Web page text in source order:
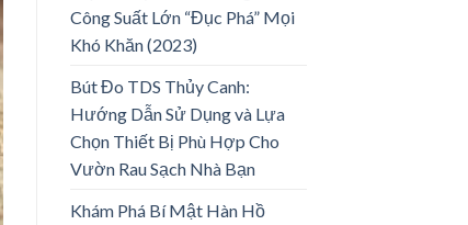
Công Suất Lớn “Đục Phá” Mọi
Khó Khăn (2023)
Bút Đo TDS Thủy Canh:
Hướng Dẫn Sử Dụng và Lựa
Chọn Thiết Bị Phù Hợp Cho
Vườn Rau Sạch Nhà Bạn
Khám Phá Bí Mật Hàn Hồ